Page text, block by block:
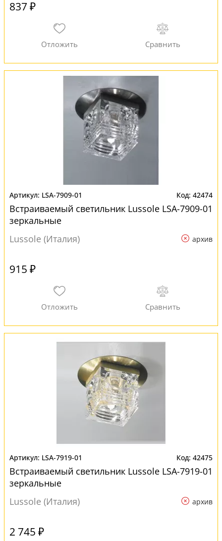
837 ₽
LSA-7909-01 42474
Встраиваемый светильник Lussole LSA-7909-01
зеркальные
Lussole (Италия)
архив
915 ₽
LSA-7919-01 42475
Встраиваемый светильник Lussole LSA-7919-01
зеркальные
Lussole (Италия)
архив
2 745 ₽